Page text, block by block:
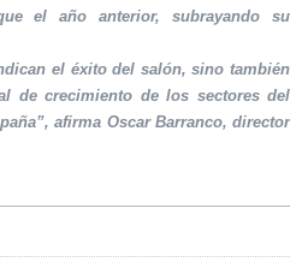
el año anterior, subrayando su
el éxito del salón, sino también
de crecimiento de los sectores del
afirma Oscar Barranco, director